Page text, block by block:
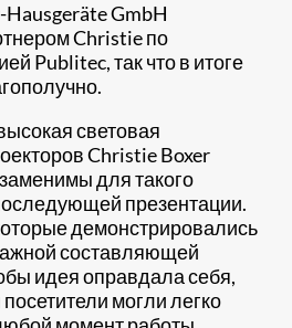
GmbH
Christie по
Publitec, так что в итоге
световая
Christie Boxer
для такого
презентации.
демонстрировались
составляющей
идея оправдала себя,
могли легко